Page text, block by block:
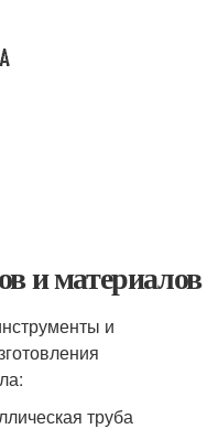
и материалов
и
труба